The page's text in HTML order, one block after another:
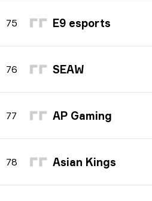
75 E9 esports
76 SEAW
77 AP Gaming
78 Asian Kings